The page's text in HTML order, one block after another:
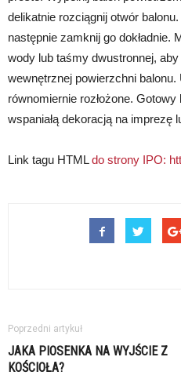
delikatnie rozciągnij otwór
następnie zamknij go dokładnie.
wody lub taśmy dwustronnej,
wewnętrznej powierzchni
równomiernie rozłożone.
wspaniałą dekoracją na imprezę
Link tagu HTMLdo strony IPO:
Poprzedni artykuł
JAKA PIOSENKA NA WYJŚCIE Z
KOŚCIOŁA?